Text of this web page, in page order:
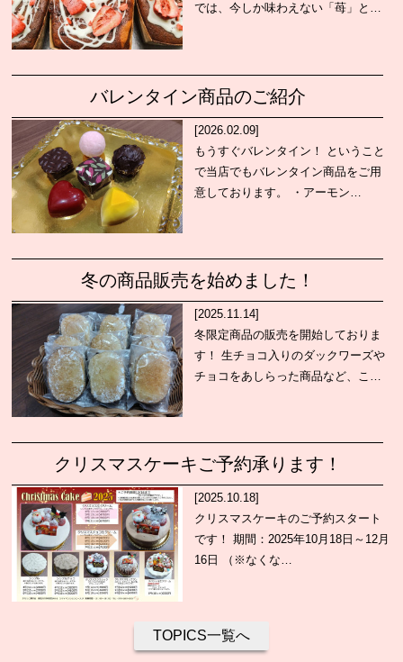
では、今しか味わえない「苺」と…
バレンタイン商品のご紹介
[2026.02.09]
もうすぐバレンタイン！ ということ
で当店でもバレンタイン商品をご用
意しております。 ・アーモン…
冬の商品販売を始めました！
[2025.11.14]
冬限定商品の販売を開始しておりま
す！ 生チョコ入りのダックワーズや
チョコをあしらった商品など、こ…
クリスマスケーキご予約承ります！
[2025.10.18]
クリスマスケーキのご予約スタート
です！ 期間：2025年10月18日～12月
16日 （※なくな…
TOPICS一覧へ